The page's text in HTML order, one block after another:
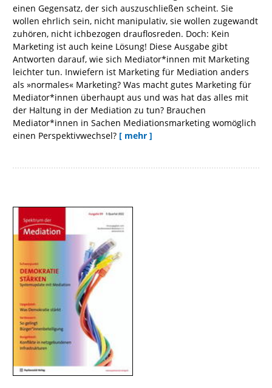
einen Gegensatz, der sich auszuschließen scheint. Sie
wollen ehrlich sein, nicht manipulativ, sie wollen zugewandt
zuhören, nicht ichbezogen drauflosreden. Doch: Kein
Marketing ist auch keine Lösung! Diese Ausgabe gibt
Antworten darauf, wie sich Mediator*innen mit Marketing
leichter tun. Inwiefern ist Marketing für Mediation anders
als »normales« Marketing? Was macht gutes Marketing für
Mediator*innen überhaupt aus und was hat das alles mit
der Haltung in der Mediation zu tun? Brauchen
Mediator*innen in Sachen Mediationsmarketing womöglich
einen Perspektivwechsel? [ mehr ]